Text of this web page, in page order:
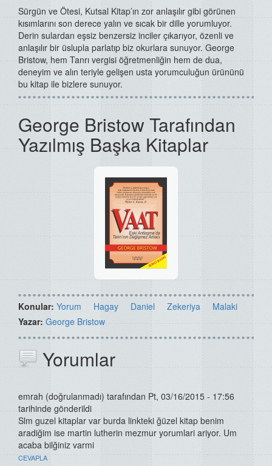
Sürgün ve Ötesi, Kutsal Kitap’ın zor anlaşılır gibi görünen
kısımlarını son derece yalın ve sıcak bir dille yorumluyor.
Derin sulardan eşsiz benzersiz inciler çıkarıyor, özenli ve
anlaşılır bir üslupla parlatıp biz okurlara sunuyor. George
Bristow, hem Tanrı vergisi öğretmenliğin hem de dua,
deneyim ve alın teriyle gelişen usta yorumculuğun ürününü
bu kitap ile bizlere sunuyor.
George Bristow Tarafından
Yazılmış Başka Kitaplar
Konular: Yorum Hagay Daniel Zekeriya
Malaki
Yazar: George Bristow
Yorumlar
emrah (doğrulanmadı) tarafından Pt, 03/16/2015 - 17:56
tarihinde gönderildi
Slm guzel kitaplar var burda linkteki ğüzel kitap benim
aradiğim ise martin lutherin mezmur yorumlari ariyor. Um
acaba bilğiniz varmi
CEVAPLA